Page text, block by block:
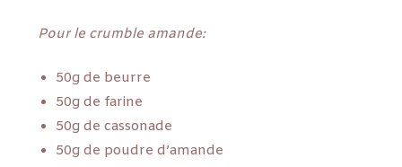
Pour le crumble amande:
50g de beurre
50g de farine
50g de cassonade
50g de poudre d’amande